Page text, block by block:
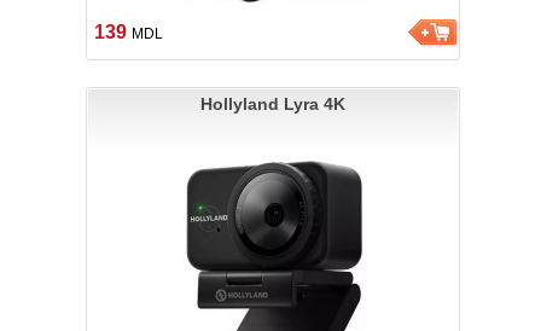
139 MDL
Hollyland Lyra 4K